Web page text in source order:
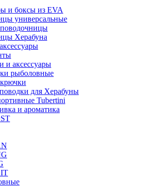
и боксы из EVA
универсальные
Херабуна
и аксессуары
рыболовные
для Херабуны
Tubertini
и ароматика